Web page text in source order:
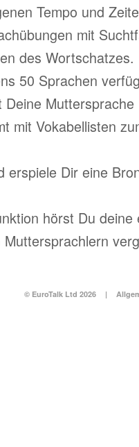
Tempo und
mit
des Wortschatzes.
50 Sprachen
Muttersprache
mit Vokabellisten
erspiele Dir eine
hörst Du deine
© EuroTalk Ltd 2026 |